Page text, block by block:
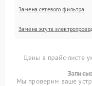
Замена сетевого фильтра
Замена жгута
Цены в прайс-листе
Мы проверим ваше